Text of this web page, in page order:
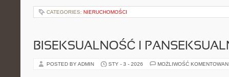
CATEGORIES: NIERUCHOMOŚCI
BISEKSUALNOŚĆ I
POSTED BY ADMIN STY - 3 - 2026 MOŻLIWOŚĆ